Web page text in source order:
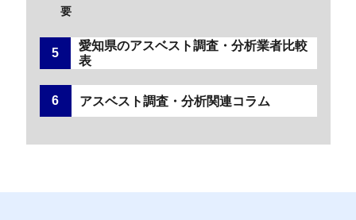
要
愛知県のアスベスト調査・分析業者比較
表
アスベスト調査・分析関連コラム